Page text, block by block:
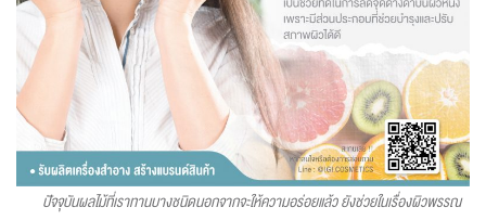
ปัจจุบันผลไม้ที่เราทานบางชนิดนอกจากจะให้ความอร่อยแล้ว ยังช่วยในเรื่องผิวพรรณ